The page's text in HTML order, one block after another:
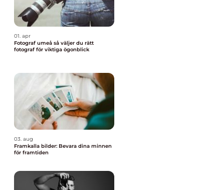
01. apr
Fotograf umeå så väljer du rätt
fotograf för viktiga ögonblick
03. aug
Framkalla bilder: Bevara dina minnen
för framtiden